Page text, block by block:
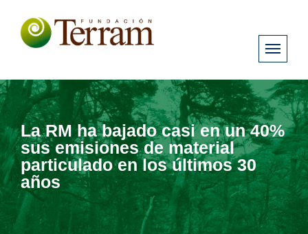
La RM ha bajado casi en un 40%
sus emisiones de material
particulado en los últimos 30
años